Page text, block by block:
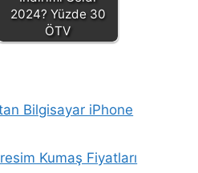
2024? Yüzde 30
ÖTV
Bilgisayar iPhone
Kumaş Fiyatları